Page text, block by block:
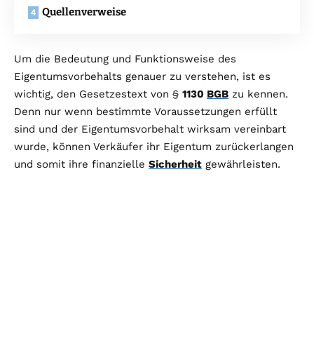
Quellenverweise
Um die Bedeutung und Funktionsweise des
Eigentumsvorbehalts genauer zu verstehen, ist es
wichtig, den Gesetzestext von § 1130 BGB zu kennen.
Denn nur wenn bestimmte Voraussetzungen erfüllt
sind und der Eigentumsvorbehalt wirksam vereinbart
wurde, können Verkäufer ihr Eigentum zurückerlangen
und somit ihre finanzielle Sicherheit gewährleisten.